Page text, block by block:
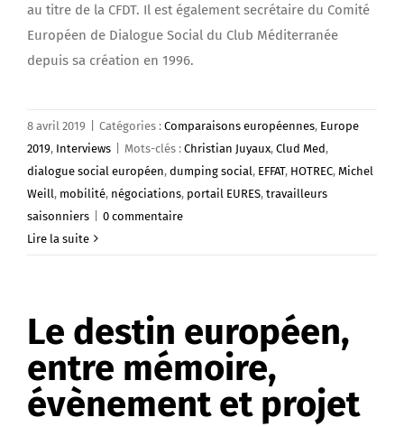
au titre de la CFDT. Il est également secrétaire du Comité
Européen de Dialogue Social du Club Méditerranée
depuis sa création en 1996.
8 avril 2019 Catégories : Comparaisons européennes, Europe
2019, Interviews Mots-clés : Christian Juyaux, Clud Med,
dialogue social européen, dumping social, EFFAT, HOTREC, Michel
Weill, mobilité, négociations, portail EURES, travailleurs
saisonniers
0 commentaire
Lire la suite
Le destin européen,
entre mémoire,
évènement et projet